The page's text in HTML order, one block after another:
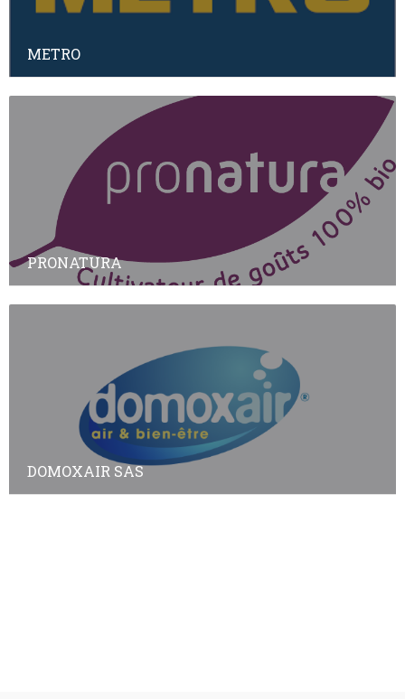
METRO
PRONATURA
DOMOXAIR SAS